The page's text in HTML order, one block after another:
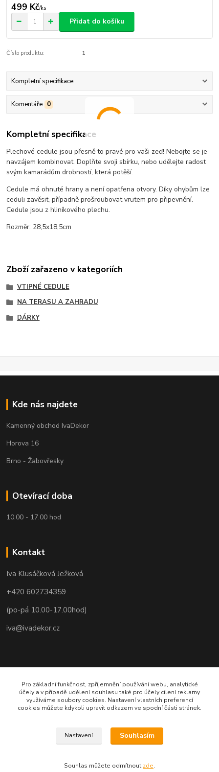
499 Kč/ks
Přidat do košíku
Číslo produktu: 1
Kompletní specifikace
Komentáře 0
Kompletní specifikace
Plechové cedule jsou přesně to pravé pro vaši zeď! Nebojte se je
navzájem kombinovat. Doplňte svoji sbírku, nebo udělejte radost
svým kamarádům drobností, která potěší.
Cedule má ohnuté hrany a není opatřena otvory. Díky ohybům lze
ceduli zavěsit, případně prošroubovat vrutem pro připevnění.
Cedule jsou z hliníkového plechu.
Rozměr: 28,5x18,5cm
Zboží zařazeno v kategoriích
VTIPNÉ CEDULE
NA TERASU A ZAHRADU
DÁRKY
Kde nás najdete
Kamenný obchod IvaDekor
Horova 16
Brno - Žabovřesky
Otevírací doba
10.00 - 17.00 hod
Kontakt
Iva Klusáčková Ježková
+420 602734359
(po-pá 10.00-17.00hod)
iva@ivadekor.cz
Pro základní funkčnost, zpříjemnění používání webu, analytické
účely a v případě udělení souhlasu také pro účely cílení reklamy
využíváme soubory cookies. Nastavení vlastních preferencí
cookies můžete kdykoli upravit odkazem ve spodní části stránek.
Nastavení Souhlasím
Souhlas můžete odmítnout zde.